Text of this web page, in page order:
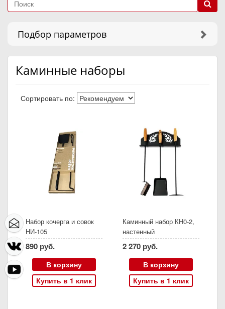
Подбор параметров
Каминные наборы
Сортировать по:
Набор кочерга и совок
НИ-105
890 руб.
В корзину
Купить в 1 клик
Каминный набор КН0-2,
настенный
2 270 руб.
В корзину
Купить в 1 клик